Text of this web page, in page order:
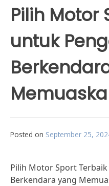
Pilih Motor
untuk
Posted on September 25,
Pilih Motor Sport
Berkendara yang